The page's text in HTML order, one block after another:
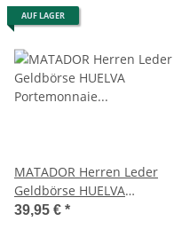
AUF LAGER
MATADOR Herren Leder
Geldbörse HUELVA
Portemonnaie RFID Schwarz
39,95 € *